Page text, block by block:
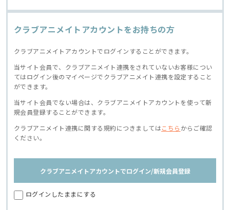
クラブアニメイトアカウントをお持ちの方
クラブアニメイトアカウントでログインすることができます。
当サイト会員で、クラブアニメイト連携をされていないお客様につい
てはログイン後のマイページでクラブアニメイト連携を設定すること
ができます。
当サイト会員でない場合は、クラブアニメイトアカウントを使って新
規会員登録することができます。
クラブアニメイト連携に関する規約につきましてはこちら からご確認
ください。
クラブアニメイトアカウントでログイン/新規会員登録
ログインしたままにする